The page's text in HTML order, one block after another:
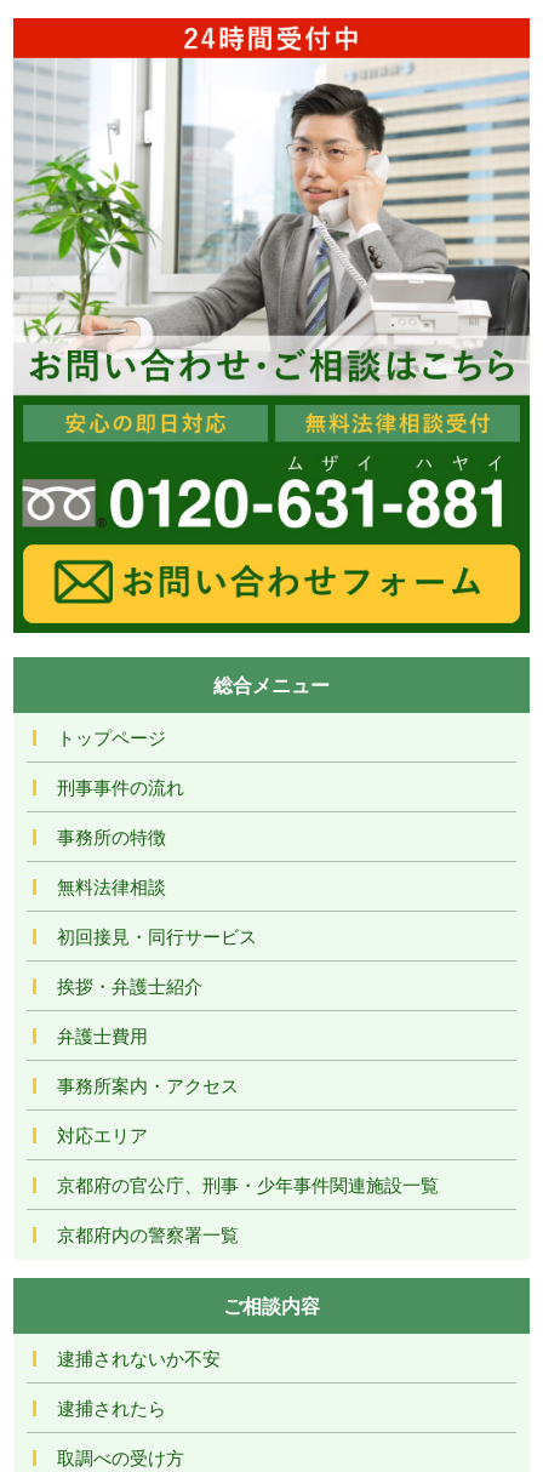
総合メニュー
トップページ
刑事事件の流れ
事務所の特徴
無料法律相談
初回接見・同行サービス
挨拶・弁護士紹介
弁護士費用
事務所案内・アクセス
対応エリア
京都府の官公庁、刑事・少年事件関連施設一覧
京都府内の警察署一覧
ご相談内容
逮捕されないか不安
逮捕されたら
取調べの受け方